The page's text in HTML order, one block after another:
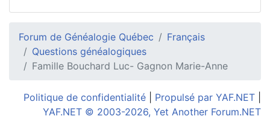
Forum de Généalogie Québec
Français
Questions généalogiques
Famille Bouchard Luc- Gagnon Marie-Anne
Politique de confidentialité Propulsé par YAF.NET
YAF.NET © 2003-2026, Yet Another Forum.NET